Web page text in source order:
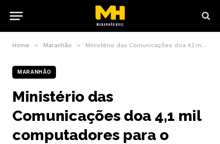
Home » Maranhão » Ministério das Comunicações doa 4,1 mil computadores para o Maranhão
MARANHÃO
Ministério das
Comunicações doa 4,1 mil
computadores para o